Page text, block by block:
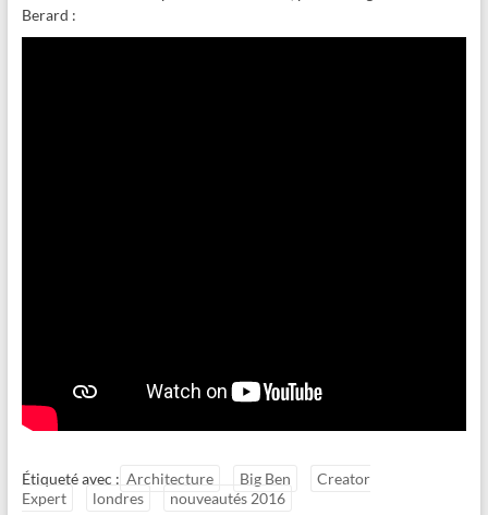
Berard :
Étiqueté avec : Architecture Big Ben
Creator
Expert
londres nouveautés 2016